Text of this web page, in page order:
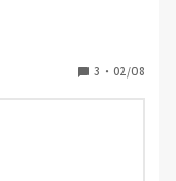
出始め、この冬は
｀)/
えてよかったー！🥺
てください☺️
ンドケア」とい
くなる事がありま
クリームをプレゼ
たのために買って
きました。この事
る事に対して申し
もいいのかという
3 ・ 02/08